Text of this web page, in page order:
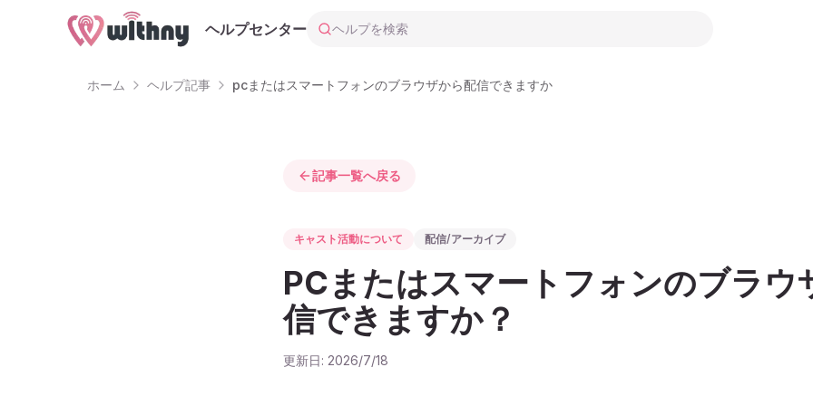
ヘルプセンター ヘルプを検索
ホーム ヘルプ記事 pcまたはスマートフォンのブラウザから配信できますか
記事一覧へ戻る
キャスト活動について 配信/アーカイブ
PCまたはスマートフォンのブラウ
信できますか？
更新日: 2026/7/18